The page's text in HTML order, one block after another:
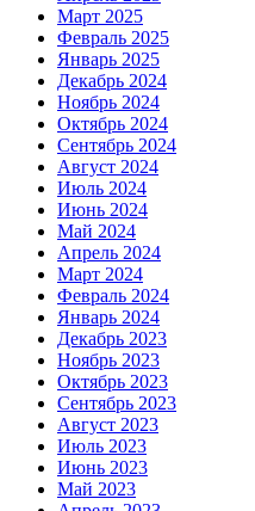
Март 2025
Февраль 2025
Январь 2025
Декабрь 2024
Ноябрь 2024
Октябрь 2024
Сентябрь 2024
Август 2024
Июль 2024
Июнь 2024
Май 2024
Апрель 2024
Март 2024
Февраль 2024
Январь 2024
Декабрь 2023
Ноябрь 2023
Октябрь 2023
Сентябрь 2023
Август 2023
Июль 2023
Июнь 2023
Май 2023